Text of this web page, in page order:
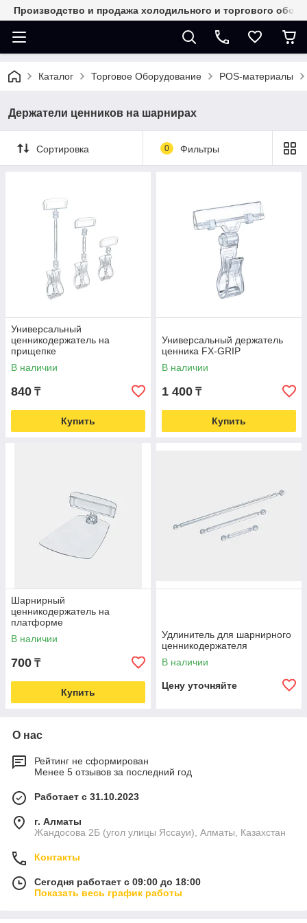
Производство и продажа холодильного и торгового
Каталог Торговое Оборудование POS-материалы
Держатели ценников на шарнирах
Сортировка 0 Фильтры
Универсальный
ценникодержатель на
прищепке
В наличии
840 ₸
Купить
Универсальный держатель
ценника FX-GRIP
В наличии
1 400 ₸
Купить
Шарнирный
ценникодержатель на
платформе
В наличии
700 ₸
Купить
Удлинитель для шарнирного
ценникодержателя
В наличии
Цену уточняйте
О нас
Рейтинг не сформирован
Менее 5 отзывов за последний год
Работает с 31.10.2023
г. Алматы
Жандосова 2Б (угол улицы Яссауи), Алматы, Казахстан
Контакты
Сегодня работает с 09:00 до 18:00
Показать весь график работы